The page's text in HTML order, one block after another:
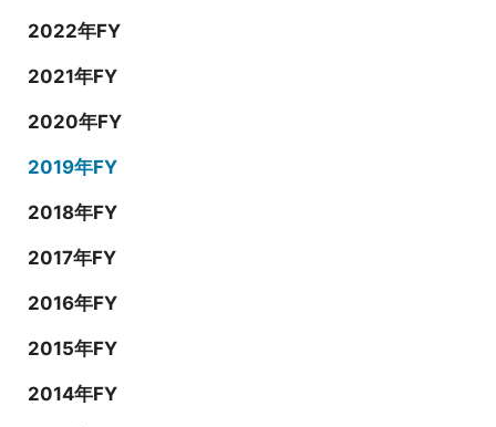
2022年FY
2021年FY
2020年FY
2019年FY
2018年FY
2017年FY
2016年FY
2015年FY
2014年FY